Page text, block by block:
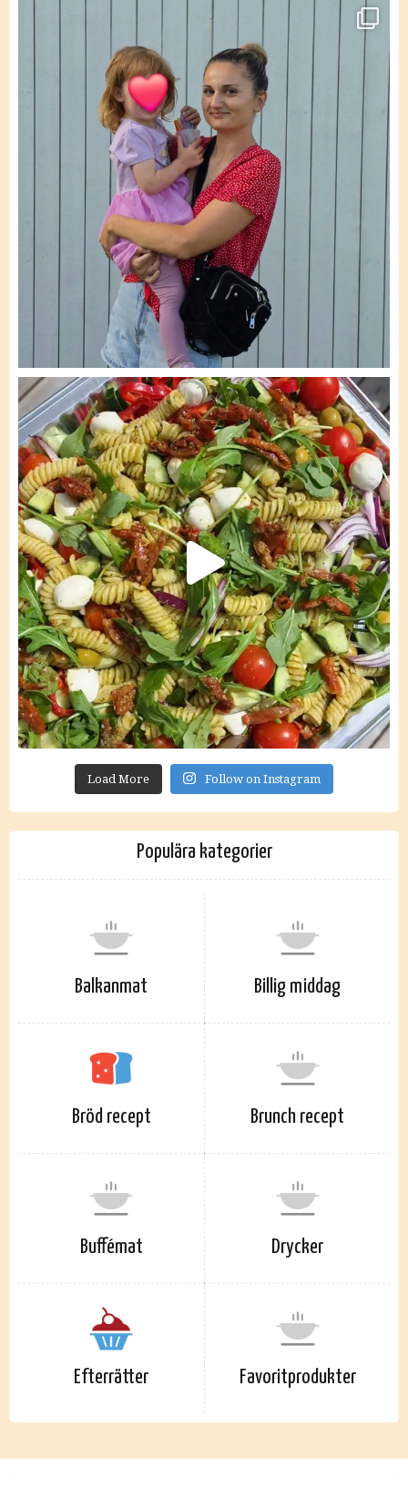
Load More Follow on Instagram
Populära kategorier
Balkanmat Billig middag
Bröd recept Brunch recept
Buffémat Drycker
Efterrätter Favoritprodukter